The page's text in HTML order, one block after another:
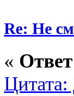
Re: Не
«